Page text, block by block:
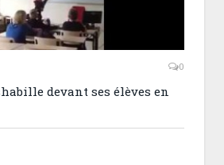
0
devant ses élèves en